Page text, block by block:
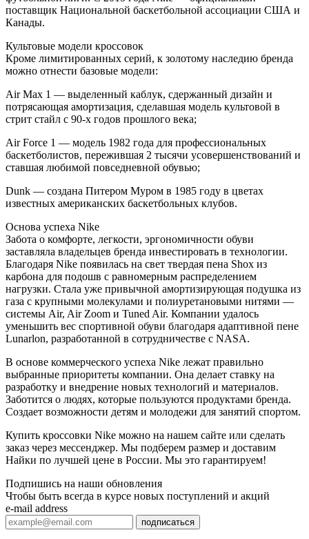
поставщик Национальной баскетбольной ассоциации США и
Канады.
Культовые модели кроссовок
Кроме лимитированных серий, к золотому наследию бренда
можно отнести базовые модели:
Air Max 1 — выделенный каблук, сдержанный дизайн и
потрясающая амортизация, сделавшая модель культовой в
стрит стайл с 90-х годов прошлого века;
Air Force 1 — модель 1982 года для профессиональных
баскетболистов, пережившая 2 тысячи усовершенствований и
ставшая любимой повседневной обувью;
Dunk — создана Питером Муром в 1985 году в цветах
известных американских баскетбольных клубов.
Основа успеха Nike
Забота о комфорте, легкости, эргономичности обуви
заставляла владельцев бренда инвестировать в технологии.
Благодаря Nike появилась на свет твердая пена Shox из
карбона для подошв с равномерным распределением
нагрузки. Стала уже привычной амортизирующая подушка из
газа с крупными молекулами и полиуретановыми нитями —
системы Air, Air Zoom и Tuned Air. Компании удалось
уменьшить вес спортивной обуви благодаря адаптивной пене
Lunarlon, разработанной в сотрудничестве с NASA.
В основе коммерческого успеха Nike лежат правильно
выбранные приоритеты компании. Она делает ставку на
разработку и внедрение новых технологий и материалов.
Заботится о людях, которые пользуются продуктами бренда.
Создает возможности детям и молодежи для занятий спортом.
Купить кроссовки Nike можно на нашем сайте или сделать
заказ через мессенджер. Мы подберем размер и доставим
Найки по лучшей цене в России. Мы это гарантируем!
Подпишись на наши обновления
Чтобы быть всегда в курсе новых поступлений и акций
e-mail address
подписаться